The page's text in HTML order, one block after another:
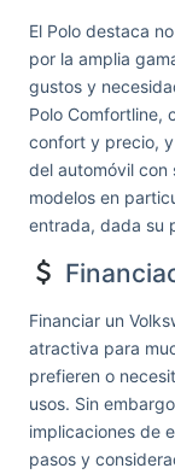
El Polo destaca
por la amplia
gustos y
Polo Comfortline,
confort y precio,
del automóvil con
modelos en
entrada, dada su
Financiar un
atractiva para
prefieren o
usos. Sin
implicaciones de
pasos y